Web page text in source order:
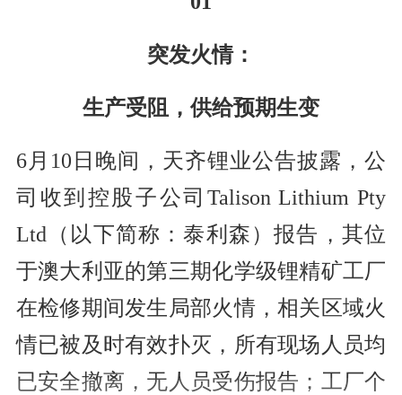
突发火情：
生产受阻，供给预期生变
6月10日晚间，天齐锂业公告披露，公
司收到控股子公司Talison Lithium Pty
Ltd（以下简称：泰利森）报告，其位
于澳大利亚的第三期化学级锂精矿工厂
在检修期间发生局部火情，相关区域火
情已被及时有效扑灭，所有现场人员均
已安全撤离，无人员受伤报告；工厂个